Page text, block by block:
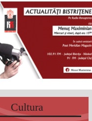
Cultura